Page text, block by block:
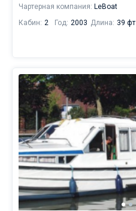
регионы
яхтинга:
Чартерная компания: LeBoat
Кабин: 2 Год: 2003 Длина: 39 фт